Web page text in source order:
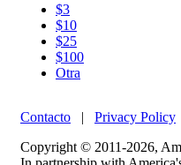
$3
$10
$25
$100
Otra
Contacto | Privacy Policy
Copyright © 2011-2026,